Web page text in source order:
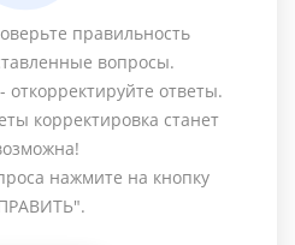
правильность
вопросы.
ответы.
корректировка станет
нажмите на кнопку